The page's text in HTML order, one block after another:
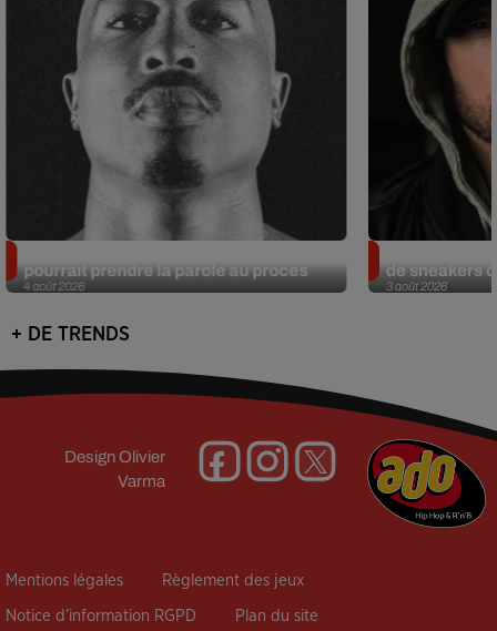
4 août 2026
pourrait prendre la parole au procès
3 août 2026
de sneakers
+ DE TRENDS
Design Olivier
Varma
Mentions légales Règlement des jeux
Notice d’information RGPD Plan du site